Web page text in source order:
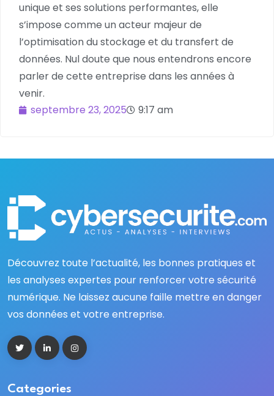
unique et ses solutions performantes, elle
s’impose comme un acteur majeur de
l’optimisation du stockage et du transfert de
données. Nul doute que nous entendrons encore
parler de cette entreprise dans les années à
venir.
septembre 23, 2025
9:17 am
Découvrez toute l’actualité, les bonnes pratiques et
les analyses expertes pour renforcer votre sécurité
numérique. Ne laissez aucune faille mettre en danger
vos données et votre entreprise.
Categories